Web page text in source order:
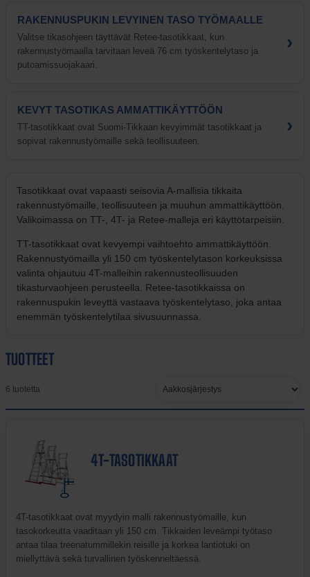
RAKENNUSPUKIN LEVYINEN TASO TYÖMAALLE
Valitse tikasohjeen täyttävät Retee-tasotikkaat, kun
rakennustyömaalla tarvitaan leveä 76 cm työskentelytaso ja
putoamissuojakaari.
›
KEVYT TASOTIKAS AMMATTIKÄYTTÖÖN
TT-tasotikkaat ovat Suomi-Tikkaan kevyimmät tasotikkaat ja
sopivat rakennustyömaille sekä teollisuuteen.
›
Tasotikkaat ovat vapaasti seisovia A-mallisia tikkaita
rakennustyömaille, teollisuuteen ja muuhun ammattikäyttöön.
Valikoimassa on TT-, 4T- ja Retee-malleja eri käyttötarpeisiin.
TT-tasotikkaat ovat kevyempi vaihtoehto ammattikäyttöön.
Rakennustyömailla yli 150 cm työskentelytason korkeuksissa
valinta ohjautuu 4T-malleihin rakennusteollisuuden
tikasturvaohjeen perusteella. Retee-tasotikkaissa on
rakennuspukin leveyttä vastaava työskentelytaso, joka antaa
enemmän työskentelytilaa sivusuunnassa.
TUOTTEET
6 tuotetta
Järjestä
4T-TASOTIKKAAT
4T-tasotikkaat ovat myydyin malli rakennustyömaille, kun
tasokorkeutta vaaditaan yli 150 cm. Tikkaiden leveämpi työtaso
antaa tilaa treenatummillekin reisille ja korkea lantiotuki on
miellyttävä sekä turvallinen työskenneltäessä.